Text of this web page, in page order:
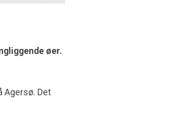
øer.
Agersø. Det